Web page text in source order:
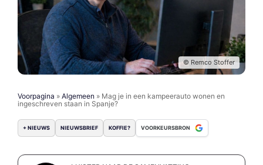
© Remco Stoffer
Voorpagina » Algemeen » Mag je in een kampeerauto wonen en
ingeschreven staan in Spanje?
+ NIEUWS NIEUWSBRIEF KOFFIE? VOORKEURSBRON